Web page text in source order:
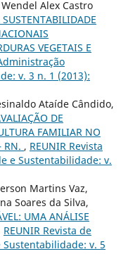
Alex Castro
VEGETAIS E
v. 3 n. 1 (2013):
Ataíde Cândido,
DE
FAMILIAR NO
RN. , REUNIR Revista
e Sustentabilidade: v.
Martins Vaz,
Soares da Silva,
UMA ANÁLISE
REUNIR Revista de
v. 5